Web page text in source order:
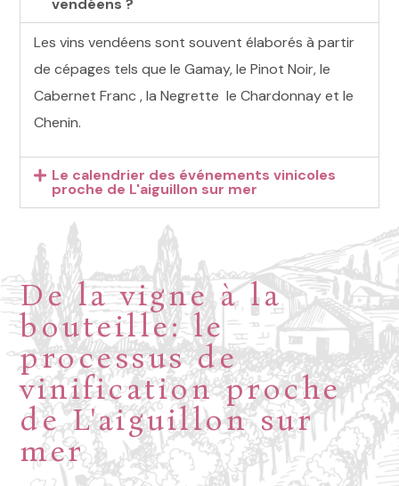
Les vins vendéens sont souvent élaborés à partir
de cépages tels que le Gamay, le Pinot Noir, le
Cabernet Franc , la Negrette le Chardonnay et le
Chenin.
Le calendrier des événements vinicoles
proche de L'aiguillon sur mer
De la vigne à la
bouteille: le
processus de
vinification proche
de L'aiguillon sur
mer